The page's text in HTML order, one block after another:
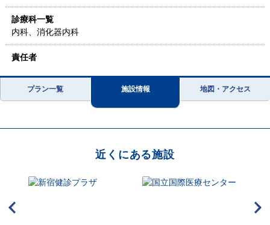
診療科一覧
内科、消化器内科
責任者
プラン一覧 施設情報 地図・アクセス
近くにある施設